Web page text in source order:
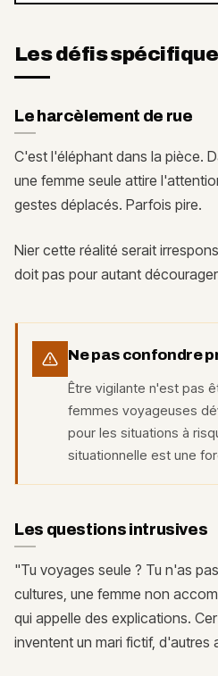
Les défis
Le harcèlement de rue
C'est l'éléphant dans la pièce.
une femme seule attire
gestes déplacés. Parfois pire.
Nier cette réalité serait
doit pas pour autant
Ne pas confondre
Être vigilante n'est pas
femmes voyageuses
pour les situations à
situationnelle est une
Les questions intrusives
"Tu voyages seule ? Tu n'as
cultures, une femme non
qui appelle des explications.
inventent un mari fictif, d'autres